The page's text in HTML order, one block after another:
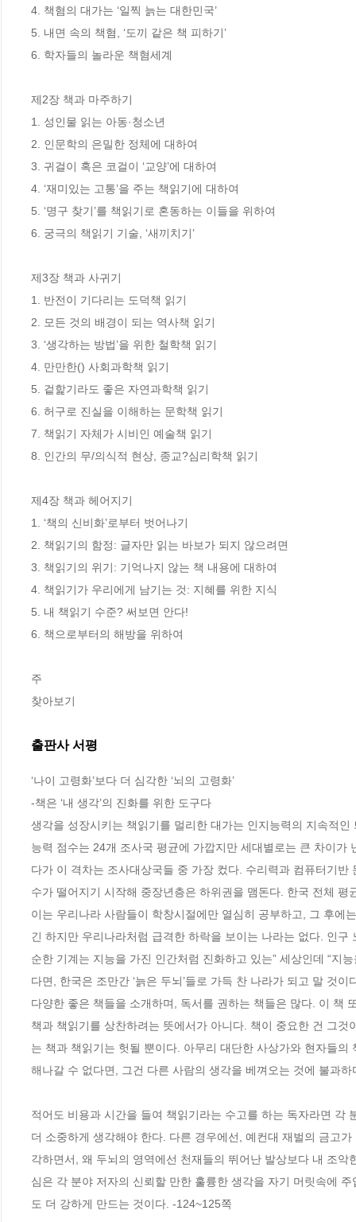
4. 책혐의 대가는 ‘일찍 늙는 대한민국’
5. 내면 속의 책혐, ‘도끼 같은 책 피하기’
6. 학자들의 놀라운 책혐세계
제2장 책과 마주하기
1. 성인물 읽는 아동·청소년
2. 인문학의 은밀한 정체에 대하여
3. 귀걸이 혹은 코걸이 ‘교양’에 대하여
4. ‘재미있는 고통’을 주는 책읽기에 대하여
5. ‘명구 찾기’를 책읽기로 혼동하는 이들을 위하여
6. 궁극의 책읽기 기술, ‘새끼치기’
제3장 책과 사귀기
1. 반전이 기다리는 도덕책 읽기
2. 모든 것의 배경이 되는 역사책 읽기
3. ‘생각하는 방법’을 위한 철학책 읽기
4. 만만한() 사회과학책 읽기
5. 겉핥기라도 좋은 자연과학책 읽기
6. 허구로 진실을 이해하는 문학책 읽기
7. 책읽기 자체가 시비인 예술책 읽기
8. 인간의 무/의식적 현상, 종교?심리학책 읽기
제4장 책과 헤어지기
1. ‘책의 신비화’로부터 벗어나기
2. 책읽기의 함정: 글자만 읽는 바보가 되지 않으려면
3. 책읽기의 위기: 기억나지 않는 책 내용에 대하여
4. 책읽기가 우리에게 남기는 것: 지혜를 위한 지식
5. 내 책읽기 수준? 써보면 안다!
6. 책으로부터의 해방을 위하여
주
찾아보기
출판사 서평
‘나이 고령화’보다 더 심각한 ‘뇌의 고령화’
-책은 ‘내 생각’의 진화를 위한 도구다
생각을 성장시키는 책읽기를 멀리한 대가는 인지능력의 지속적
능력 점수는 24개 조사국 평균에 가깝지만 세대별로는 큰 차이
다가 이 격차는 조사대상국들 중 가장 컸다. 수리력과 컴퓨터기
수가 떨어지기 시작해 중장년층은 하위권을 맴돈다. 한국 전체
이는 우리나라 사람들이 학창시절에만 열심히 공부하고, 그 후에
긴 하지만 우리나라처럼 급격한 하락을 보이는 나라는 없다. 인
순한 기계는 지능을 가진 인간처럼 진화하고 있는” 세상인데 “지
다면, 한국은 조만간 ‘늙은 두뇌’들로 가득 찬 나라가 되고 말 것이
다양한 좋은 책들을 소개하며, 독서를 권하는 책들은 많다. 이 책
책과 책읽기를 상찬하려는 뜻에서가 아니다. 책이 중요한 건 그
는 책과 책읽기는 헛될 뿐이다. 아무리 대단한 사상가와 현자들
해나갈 수 없다면, 그건 다른 사람의 생각을 베껴오는 것에 불과하
적어도 비용과 시간을 들여 책읽기라는 수고를 하는 독자라면 각
더 소중하게 생각해야 한다. 다른 경우에선, 예컨대 재벌의 금고
각하면서, 왜 두뇌의 영역에선 천재들의 뛰어난 발상보다 내 조
심은 각 분야 저자의 신뢰할 만한 훌륭한 생각을 자기 머릿속에
도 더 강하게 만드는 것이다. -124~125쪽